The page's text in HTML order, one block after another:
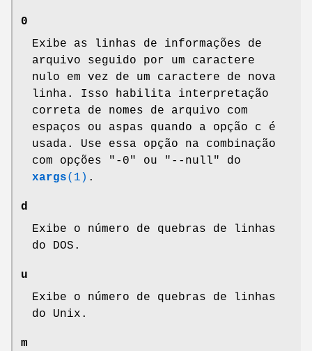
0
Exibe as linhas de informações de
arquivo seguido por um caractere
nulo em vez de um caractere de nova
linha. Isso habilita interpretação
correta de nomes de arquivo com
espaços ou aspas quando a opção c é
usada. Use essa opção na combinação
com opções
"-0" ou "--null"
do
xargs(1) .
d
Exibe o número de quebras de linhas
do DOS.
u
Exibe o número de quebras de linhas
do Unix.
m